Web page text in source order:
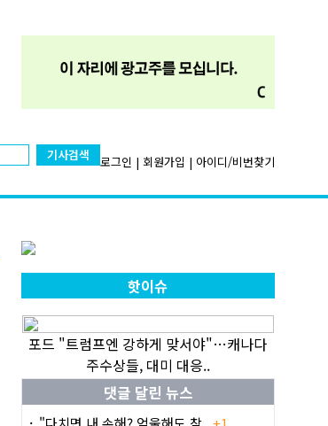
기사검색 로그인 | 회원가입 | 아이디/비번찾기
핫이슈
포드 "트럼프엔 강하게 맞서야"…캐나다
주수상들, 대미 대응..
댓글 달린 뉴스